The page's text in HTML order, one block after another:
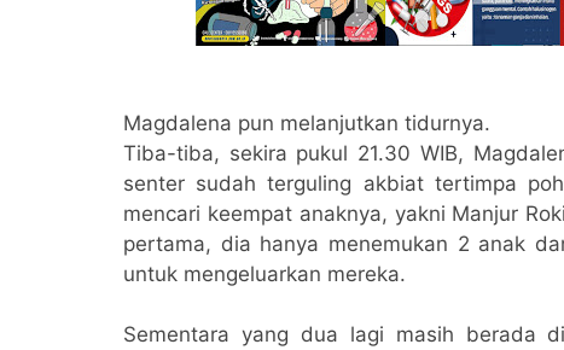
Magdalena pun melanjutkan tidurnya.
Tiba-tiba, sekira pukul 21.30 WIB,
senter sudah terguling akbiat tertimpa
mencari keempat anaknya, yakni Manjur
pertama, dia hanya menemukan 2 anak
untuk mengeluarkan mereka.
Sementara yang dua lagi masih berada